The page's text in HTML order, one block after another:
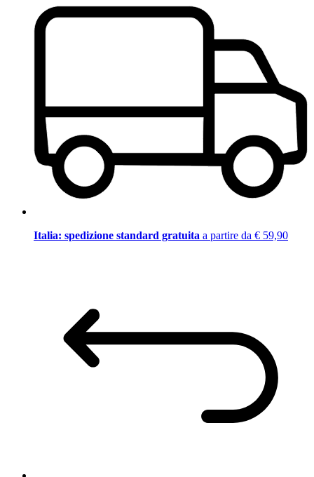
Italia: spedizione standard gratuita a partire da € 59,90